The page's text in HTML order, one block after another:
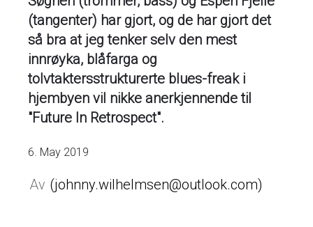
(tangenter) har gjort, og de har gjort det
så bra at jeg tenker selv den mest
innrøyka, blåfarga og
tolvtaktersstrukturerte blues-freak i
hjembyen vil nikke anerkjennende til
"Future In Retrospect".
6. May 2019
johnny.wilhelmsen@outlook.com